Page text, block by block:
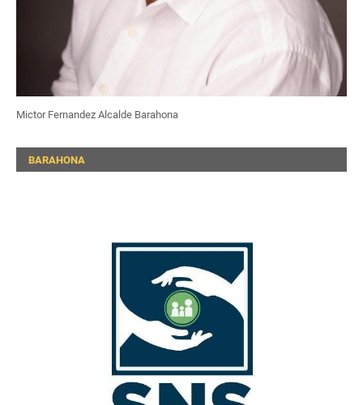
Mictor Fernandez Alcalde Barahona
BARAHONA